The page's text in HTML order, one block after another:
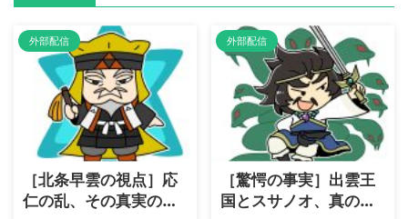
外部配信
［北条早雲の視点］応
仁の乱、その真実の背
外部配信
［驚愕の事実］出雲王
国とスサノオ、真の